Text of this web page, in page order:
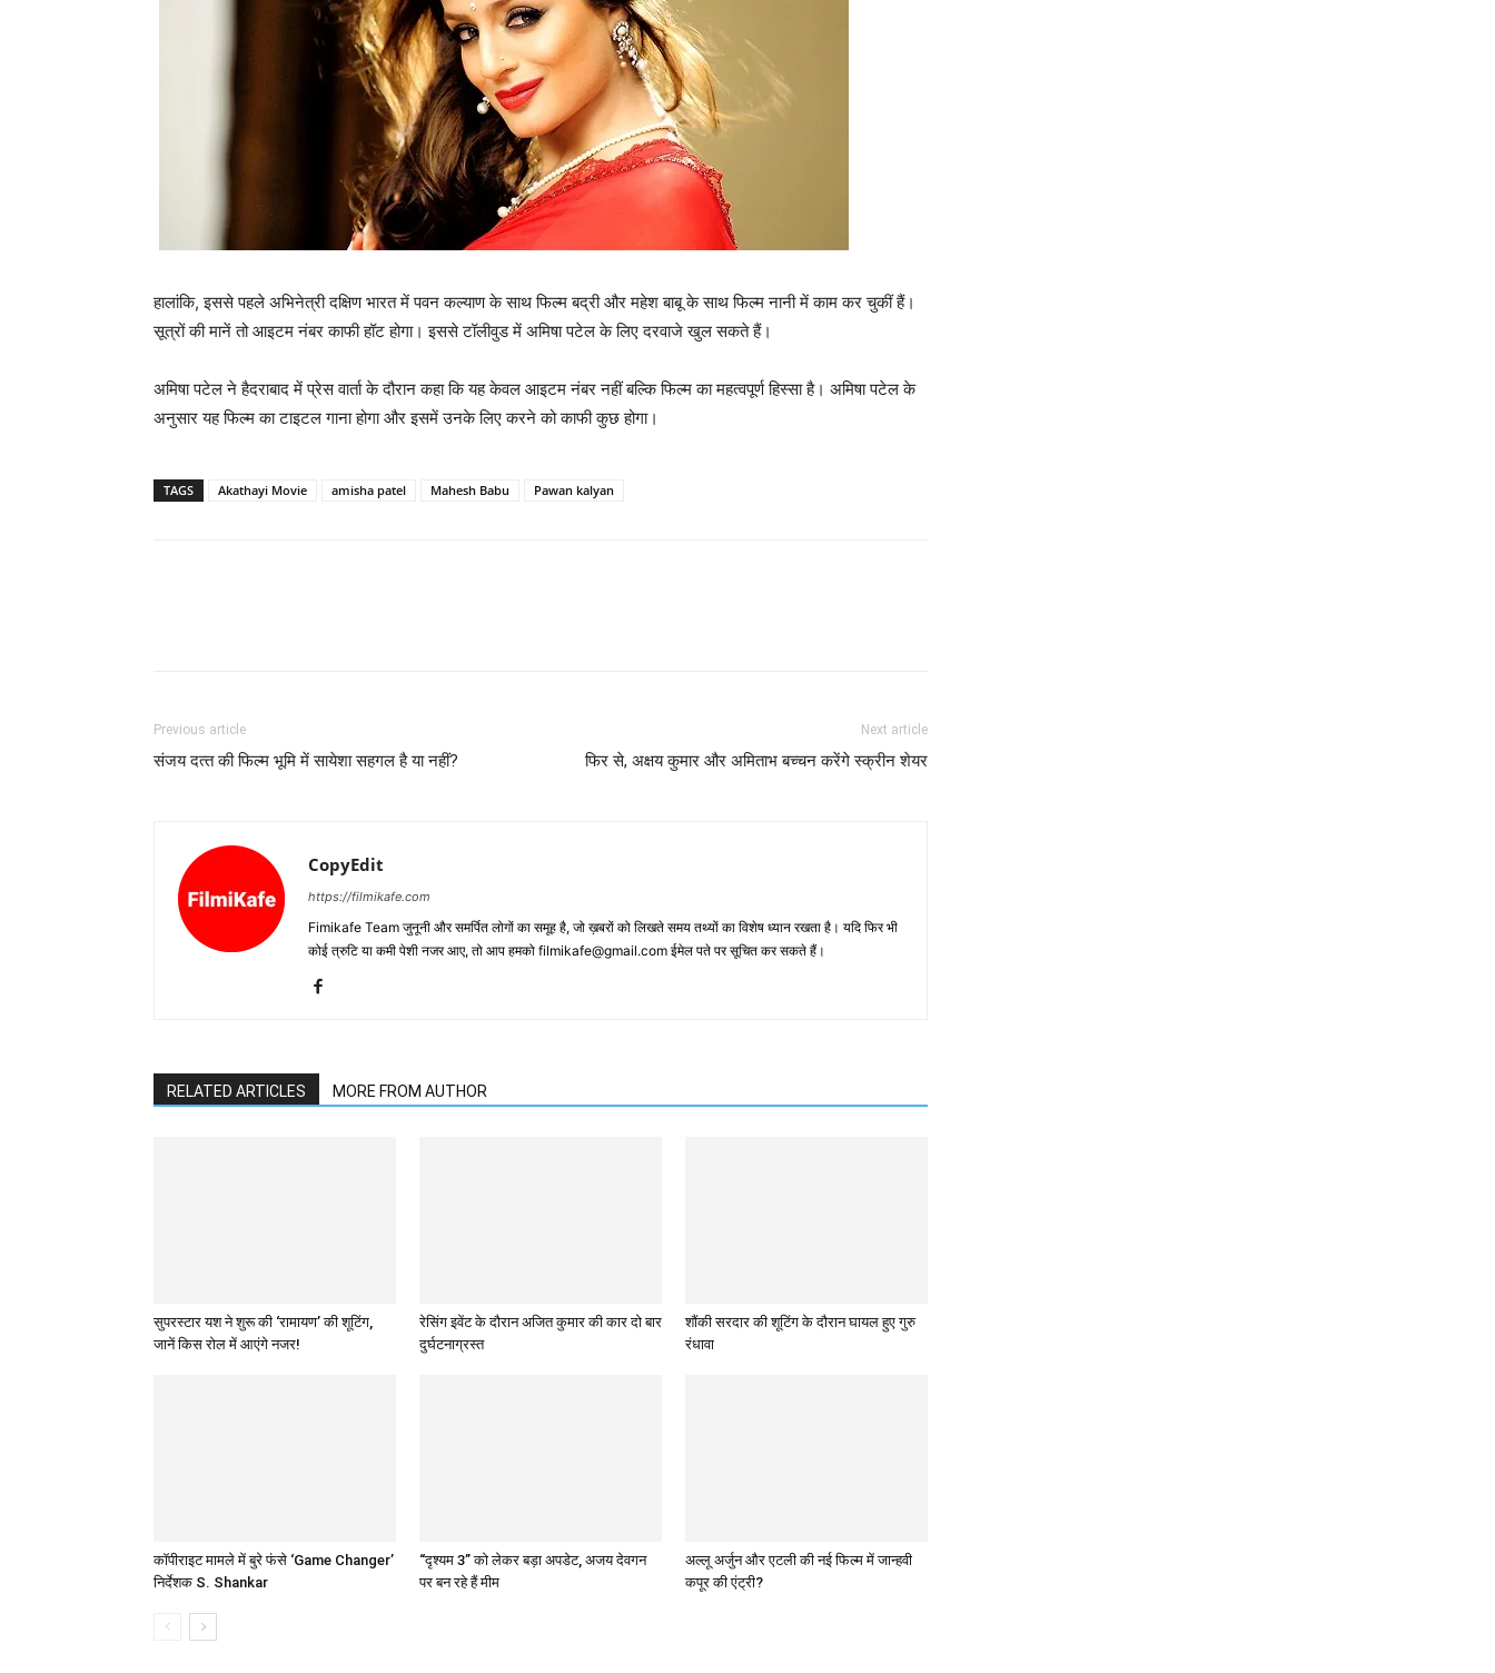
हालांकि, इससे पहले अभिनेत्री दक्षिण भारत में पवन कल्‍याण के साथ फिल्‍म बद्री और महेश बाबू के साथ फिल्‍म नानी में काम कर चुकीं हैं।
सूत्रों की मानें तो आइटम नंबर काफी हॉट होगा। इससे टॉलीवुड में अमिषा पटेल के लिए दरवाजे खुल सकते हैं।
अमिषा पटेल ने हैदराबाद में प्रेस वार्ता के दौरान कहा कि यह केवल आइटम नंबर नहीं बल्‍कि फिल्‍म का महत्‍वपूर्ण हिस्‍सा है। अमिषा पटेल के
अनुसार यह फिल्‍म का टाइटल गाना होगा और इसमें उनके लिए करने को काफी कुछ होगा।
TAGS Akathayi Movie amisha patel Mahesh Babu Pawan kalyan
Previous article
संजय दत्‍त की फिल्‍म भूमि में सायेशा सहगल है या नहीं?
Next article
फिर से, अक्षय कुमार और अमिताभ बच्‍चन करेंगे स्‍क्रीन शेयर
CopyEdit
https://filmikafe.com
Fimikafe Team जुनूनी और समर्पित लोगों का समूह है, जो ख़बरों को लिखते समय तथ्‍यों का विशेष ध्‍यान रखता है। यदि फिर भी
कोई त्रुटि या कमी पेशी नजर आए, तो आप हमको filmikafe@gmail.com ईमेल पते पर सूचित कर सकते हैं।
RELATED ARTICLES MORE FROM AUTHOR
सुपरस्टार यश ने शुरू की ‘रामायण’ की शूटिंग,
जानें किस रोल में आएंगे नजर!
रेसिंग इवेंट के दौरान अजित कुमार की कार दो बार
दुर्घटनाग्रस्त
शौंकी सरदार की शूटिंग के दौरान घायल हुए गुरु
रंधावा
कॉपीराइट मामले में बुरे फंसे ‘Game Changer’
निर्देशक S. Shankar
“दृश्यम 3” को लेकर बड़ा अपडेट, अजय देवगन
पर बन रहे हैं मीम
अल्लू अर्जुन और एटली की नई फिल्म में जान्हवी
कपूर की एंट्री?